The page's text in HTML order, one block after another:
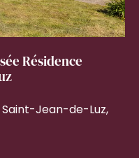
Résidence
Saint-Jean-de-Luz,